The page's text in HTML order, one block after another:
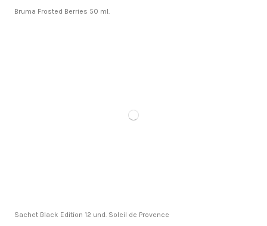
Bruma Frosted Berries 50 ml.
Sachet Black Edition 12 und. Soleil de Provence